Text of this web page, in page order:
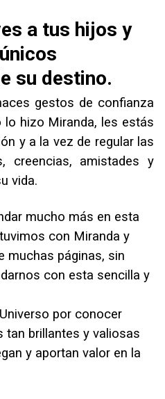
a tus hijos y
su destino.
gestos de confianza
hizo Miranda, les estás
y a la vez de regular las
creencias, amistades y
vida.
mucho más en esta
con Miranda y
muchas páginas, sin
con esta sencilla y
por conocer
brillantes y valiosas
y aportan valor en la